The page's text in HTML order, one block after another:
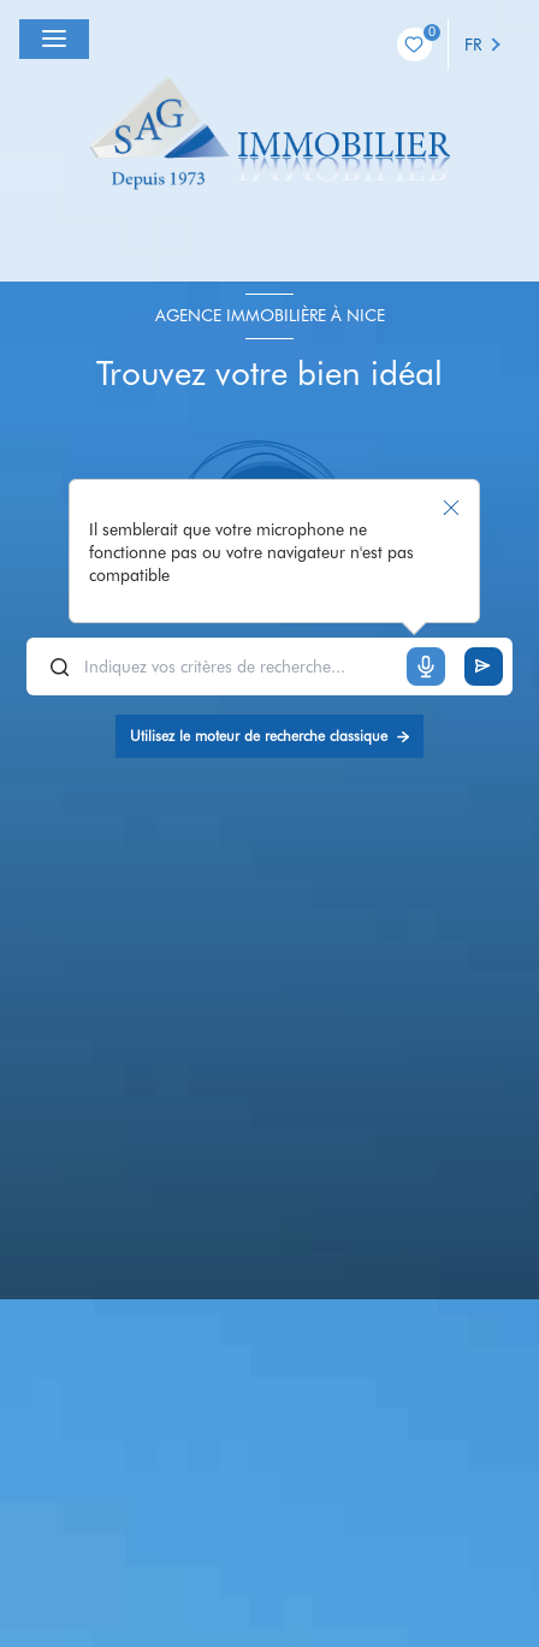
0
FR
AGENCE IMMOBILIÈRE À NICE
Trouvez votre bien idéal
Il semblerait que votre microphone ne
fonctionne pas ou votre navigateur n'est pas
compatible
Utilisez le moteur de recherche classique